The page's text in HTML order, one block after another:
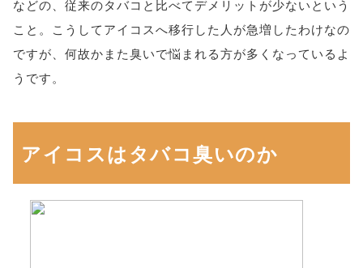
などの、従来のタバコと比べてデメリットが少ないという
こと。こうしてアイコスへ移行した人が急増したわけなの
ですが、何故かまた臭いで悩まれる方が多くなっているよ
うです。
アイコスはタバコ臭いのか